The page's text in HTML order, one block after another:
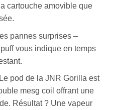
cartouche amovible que
pannes surprises –
vous indique en temps
pod de la JNR Gorilla est
mesg coil offrant une
Résultat ? Une vapeur